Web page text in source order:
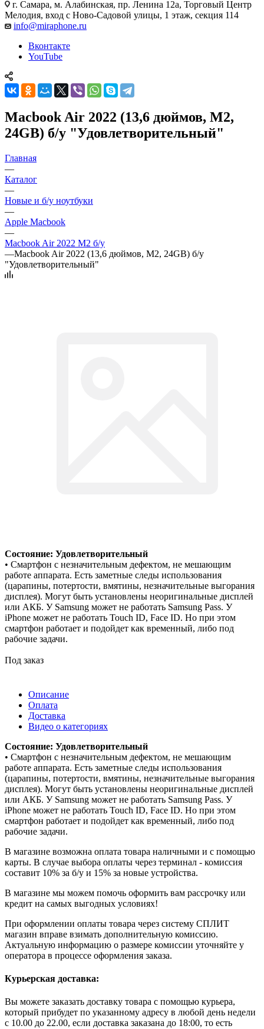
г. Самара, м. Алабинская, пр. Ленина 12а, Торговый Центр
Мелодия, вход с Ново-Садовой улицы, 1 этаж, секция 114
info@miraphone.ru
Вконтакте
YouTube
Macbook Air 2022 (13,6 дюймов, M2,
24GB) б/у "Удовлетворительный"
Главная
—
Каталог
—
Новые и б/у ноутбуки
—
Apple Macbook
—
Macbook Air 2022 M2 б/у
—Macbook Air 2022 (13,6 дюймов, M2, 24GB) б/у
"Удовлетворительный"
Состояние: Удовлетворительный
• Смартфон с незначительным дефектом, не мешающим
работе аппарата. Есть заметные следы использования
(царапины, потертости, вмятины, незначительные выгорания
дисплея). Могут быть установлены неоригинальные дисплей
или АКБ. У Samsung может не работать Samsung Pass. У
iPhone может не работать Touch ID, Face ID. Но при этом
смартфон работает и подойдет как временный, либо под
рабочие задачи.
Под заказ
Описание
Оплата
Доставка
Видео о категориях
Состояние: Удовлетворительный
• Смартфон с незначительным дефектом, не мешающим
работе аппарата. Есть заметные следы использования
(царапины, потертости, вмятины, незначительные выгорания
дисплея). Могут быть установлены неоригинальные дисплей
или АКБ. У Samsung может не работать Samsung Pass. У
iPhone может не работать Touch ID, Face ID. Но при этом
смартфон работает и подойдет как временный, либо под
рабочие задачи.
В магазине возможна оплата товара наличными и с помощью
карты. В случае выбора оплаты через терминал - комиссия
составит 10% за б/у и 15% за новые устройства.
В магазине мы можем помочь оформить вам рассрочку или
кредит на самых выгодных условиях!
При оформлении оплаты товара через систему СПЛИТ
магазин вправе взимать дополнительную комиссию.
Актуальную информацию о размере комиссии уточняйте у
оператора в процессе оформления заказа.
Курьерская доставка:
Вы можете заказать доставку товара с помощью курьера,
который прибудет по указанному адресу в любой день недели
с 10.00 до 22.00, если доставка заказана до 18:00, то есть